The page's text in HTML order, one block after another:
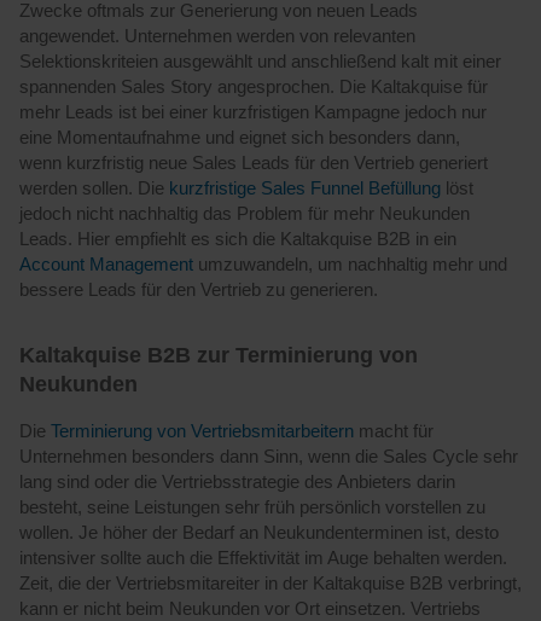
Zwecke oftmals zur Generierung von neuen Leads
angewendet. Unternehmen werden von relevanten
Selektionskriteien ausgewählt und anschließend kalt mit einer
spannenden Sales Story angesprochen. Die Kaltakquise für
mehr Leads ist bei einer kurzfristigen Kampagne jedoch nur
eine Momentaufnahme und eignet sich besonders dann,
wenn kurzfristig neue Sales Leads für den Vertrieb generiert
werden sollen. Die kurzfristige Sales Funnel Befüllung löst
jedoch nicht nachhaltig das Problem für mehr Neukunden
Leads. Hier empfiehlt es sich die Kaltakquise B2B in ein
Account Management umzuwandeln, um nachhaltig mehr und
bessere Leads für den Vertrieb zu generieren.
Kaltakquise B2B zur Terminierung von
Neukunden
Die Terminierung von Vertriebsmitarbeitern macht für
Unternehmen besonders dann Sinn, wenn die Sales Cycle sehr
lang sind oder die Vertriebsstrategie des Anbieters darin
besteht, seine Leistungen sehr früh persönlich vorstellen zu
wollen. Je höher der Bedarf an Neukundenterminen ist, desto
intensiver sollte auch die Effektivität im Auge behalten werden.
Zeit, die der Vertriebsmitareiter in der Kaltakquise B2B verbringt,
kann er nicht beim Neukunden vor Ort einsetzen. Vertriebs